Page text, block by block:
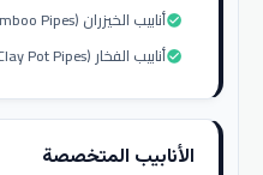
أنابيب الخيزران (Bamboo Pipes)check_circle
أنابيب الفخار (Clay Pot Pipes)check_circle
الأنابيب المتخصصة